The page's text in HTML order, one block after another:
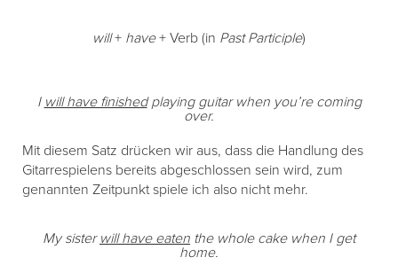
will+ have+ Verb (in Past Participle)
I will have finishedplaying guitar when you’re coming
over.
Mit diesem Satz drücken wir aus, dass die Handlung des
Gitarrespielens bereits abgeschlossen sein wird, zum
genannten Zeitpunkt spiele ich also nicht mehr.
My sister will have eaten the whole cake when I get
home.